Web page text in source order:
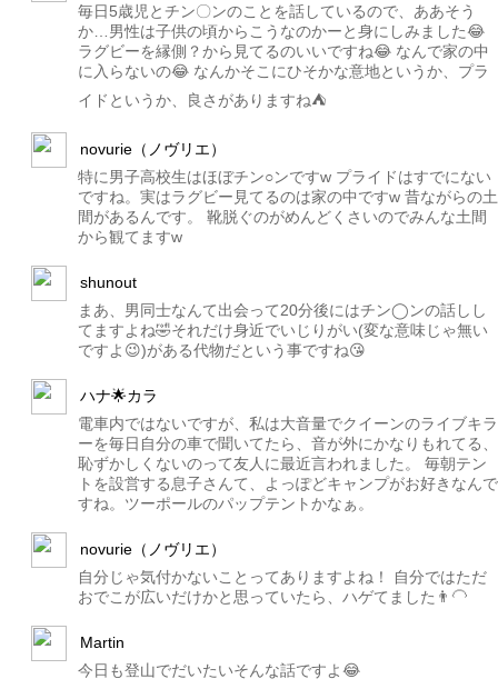
毎日5歳児とチン〇ンのことを話しているので、ああそう
か…男性は子供の頃からこうなのかーと身にしみました😂
ラグビーを縁側？から見てるのいいですね😂 なんで家の中
に入らないの😂 なんかそこにひそかな意地というか、プラ
イドというか、良さがありますね⛺️
novurie（ノヴリエ）
特に男子高校生はほぼチン○ンですw プライドはすでにない
ですね。実はラグビー見てるのは家の中ですw 昔ながらの土
間があるんです。 靴脱ぐのがめんどくさいのでみんな土間
から観てますw
shunout
まあ、男同士なんて出会って20分後にはチン◯ンの話しし
てますよね🤣それだけ身近でいじりがい(変な意味じゃ無い
ですよ😉)がある代物だという事ですね😘
ハナ🌟カラ
電車内ではないですが、私は大音量でクイーンのライブキラ
ーを毎日自分の車で聞いてたら、音が外にかなりもれてる、
恥ずかしくないのって友人に最近言われました。 毎朝テン
トを設営する息子さんて、よっぽどキャンプがお好きなんで
すね。ツーポールのパップテントかなぁ。
novurie（ノヴリエ）
自分じゃ気付かないことってありますよね！ 自分ではただ
おでこが広いだけかと思っていたら、ハゲてました👨‍🦲
Martin
今日も登山でだいたいそんな話ですよ😂